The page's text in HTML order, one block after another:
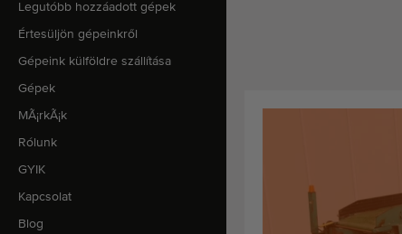
Legutóbb hozzáadott gépek
Értesüljön gépeinkről
Gépeink külföldre szállítása
Gépek
MÃ¡rkÃ¡k
Rólunk
GYIK
Kapcsolat
Blog